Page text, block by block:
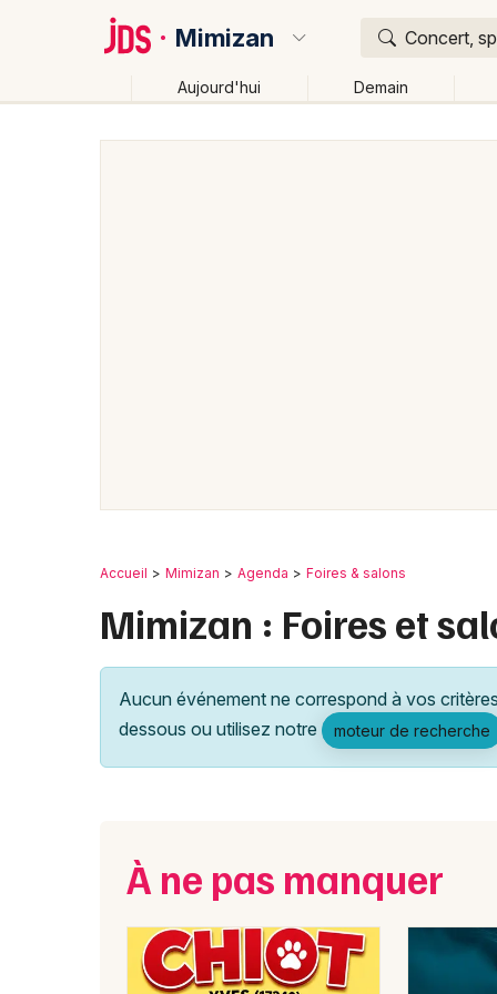
Mimizan Concert,
Aujourd'hui Demain
Accueil Mimizan Agenda Foires & salons
Mimizan : Foires et
Aucun événement ne correspond à vos
dessous ou utilisez notre
moteur de recherche
À ne pas manquer